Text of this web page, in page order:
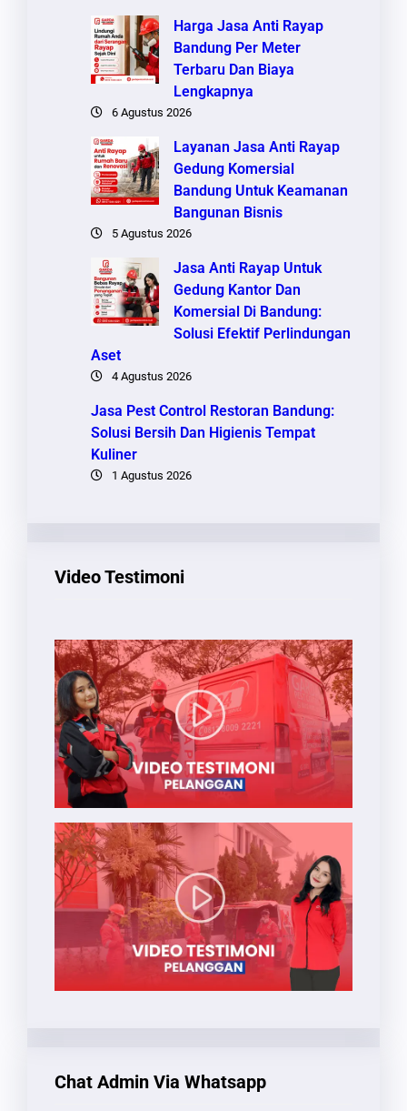
Harga Jasa Anti Rayap
Bandung Per Meter
Terbaru Dan Biaya
Lengkapnya
6 Agustus 2026
Layanan Jasa Anti Rayap
Gedung Komersial
Bandung Untuk Keamanan
Bangunan Bisnis
5 Agustus 2026
Jasa Anti Rayap Untuk
Gedung Kantor Dan
Komersial Di Bandung:
Solusi Efektif Perlindungan
Aset
4 Agustus 2026
Jasa Pest Control Restoran Bandung:
Solusi Bersih Dan Higienis Tempat
Kuliner
1 Agustus 2026
Video Testimoni
Chat Admin Via Whatsapp